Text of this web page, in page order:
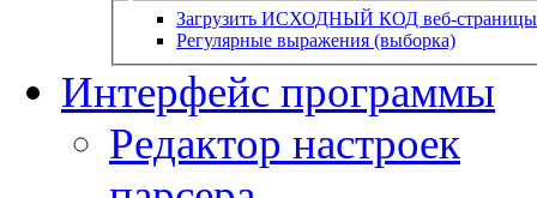
Загрузить ИСХОДНЫЙ КОД веб-страницы
Регулярные выражения (выборка)
Интерфейс программы
Редактор настроек